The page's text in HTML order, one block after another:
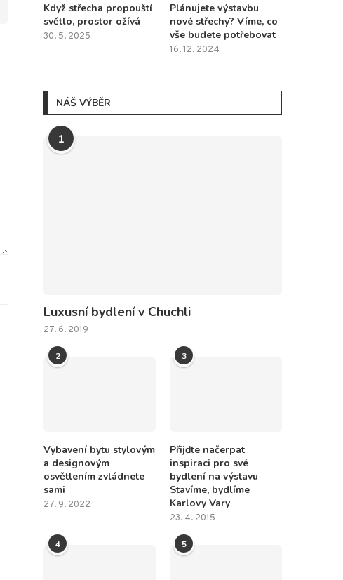
Když střecha propouští
světlo, prostor ožívá
30. 5. 2025
Plánujete výstavbu
nové střechy? Víme, co
vše budete potřebovat
16. 12. 2024
NÁŠ VÝBĚR
1
Luxusní bydlení v Chuchli
27. 6. 2019
2
Vybavení bytu stylovým
a designovým
osvětlením zvládnete
sami
27. 9. 2022
3
Přijďte načerpat
inspiraci pro své
bydlení na výstavu
Stavíme, bydlíme
Karlovy Vary
23. 4. 2015
4 5